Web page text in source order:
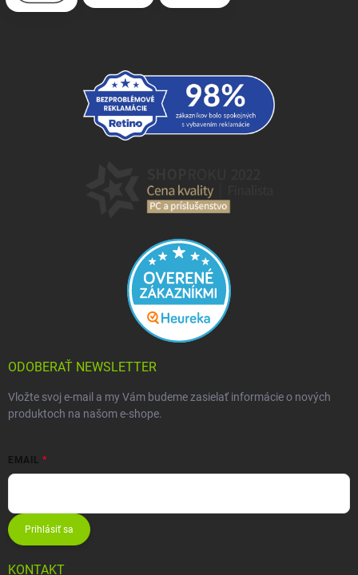
ODOBERAŤ NEWSLETTER
Vložte svoj e-mail a my Vám budeme zasielať informácie o nových
produktoch na našom e-shope.
EMAIL
Prihlásiť sa
KONTAKT